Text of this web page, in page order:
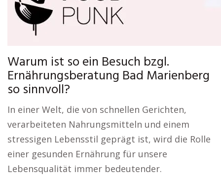
Warum ist so ein Besuch bzgl.
Ernährungsberatung Bad Marienberg
so sinnvoll?
In einer Welt, die von schnellen Gerichten,
verarbeiteten Nahrungsmitteln und einem
stressigen Lebensstil geprägt ist, wird die Rolle
einer gesunden Ernährung für unsere
Lebensqualität immer bedeutender.